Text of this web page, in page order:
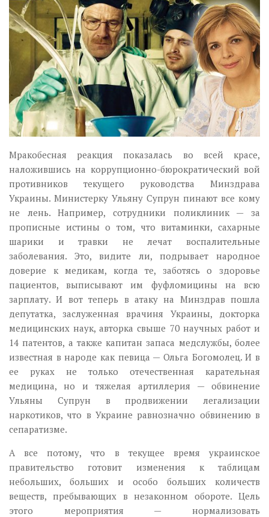
Візуальне
Научпоп
Головне
Цитати
Inter/antinational
Мракобесная реакция показалась во всей красе,
наложившись на коррупционно-бюрократический вой
противников текущего руководства Минздрава
Украины. Министерку Ульяну Супрун пинают все кому
не лень. Например, сотрудники поликлиник — за
прописные истины о том, что витаминки, сахарные
шарики и травки не лечат воспалительные
заболевания. Это, видите ли, подрывает народное
доверие к медикам, когда те, заботясь о здоровье
пациентов, выписывают им фуфломицины на всю
зарплату. И вот теперь в атаку на Минздрав пошла
депутатка, заслуженная врачиня Украины, докторка
медицинских наук, авторка свыше 70 научных работ и
14 патентов, а также капитан запаса медслужбы, более
известная в народе как певица — Ольга Богомолец. И в
ее руках не только отечественная карательная
медицина, но и тяжелая артиллерия — обвинение
Ульяны Супрун в продвижении легализации
наркотиков, что в Украине равнозначно обвинению в
сепаратизме.
А все потому, что в текущее время украинское
правительствоготовит изменения к таблицам
небольших, больших и особо больших количеств
веществ, пребывающих в незаконном обороте. Цель
этого мероприятия —нормализовать